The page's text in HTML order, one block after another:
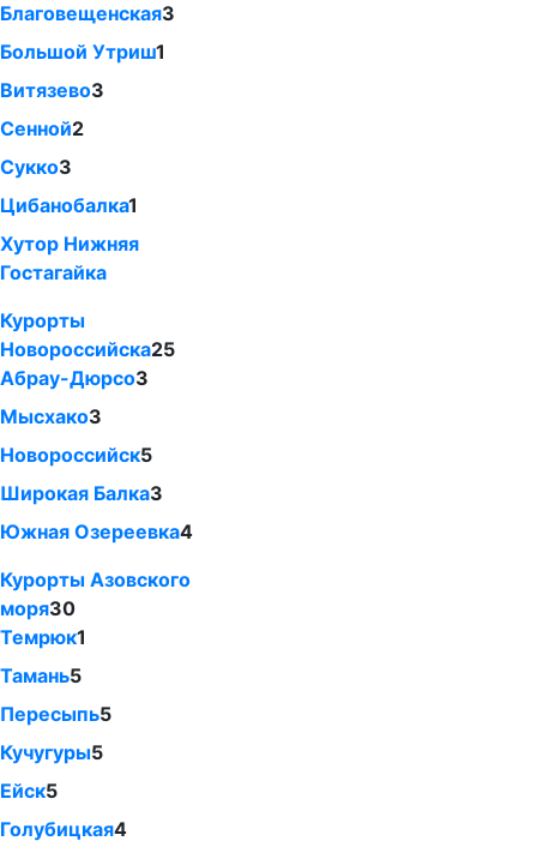
Благовещенская3
Большой Утриш1
Витязево3
Сенной2
Сукко3
Цибанобалка1
Хутор Нижняя
Гостагайка
Курорты
Новороссийска25
Абрау-Дюрсо3
Мысхако3
Новороссийск5
Широкая Балка3
Южная Озереевка4
Курорты Азовского
моря30
Темрюк1
Тамань5
Пересыпь5
Кучугуры5
Ейск5
Голубицкая4